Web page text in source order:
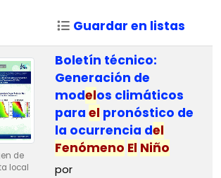
Guardar en listas
de
local
Boletín técnico:
Generación de
modelos climáticos
para el pronóstico de
la ocurrencia del
Fenómeno El Niño
por